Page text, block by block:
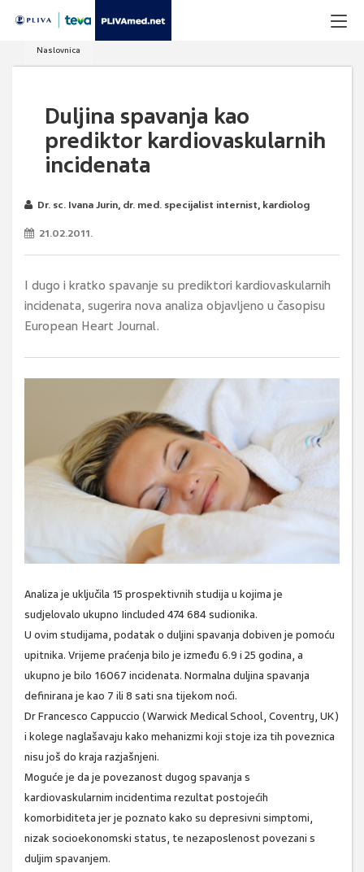
Naslovnica
Duljina spavanja kao
prediktor kardiovaskularnih
incidenata
Dr. sc. Ivana Jurin, dr. med. specijalist internist, kardiolog
21.02.2011.
I dugo i kratko spavanje su prediktori kardiovaskularnih
incidenata, sugerira nova analiza objavljeno u časopisu
European Heart Journal.
Analiza je uključila 15 prospektivnih studija u kojima je
sudjelovalo ukupno Iincluded 474 684 sudionika.
U ovim studijama, podatak o duljini spavanja dobiven je pomoću
upitnika. Vrijeme praćenja bilo je između 6.9 i 25 godina, a
ukupno je bilo 16067 incidenata. Normalna duljina spavanja
definirana je kao 7 ili 8 sati sna tijekom noći.
Dr Francesco Cappuccio (Warwick Medical School, Coventry, UK)
i kolege naglašavaju kako mehanizmi koji stoje iza tih poveznica
nisu još do kraja razjašnjeni.
Moguće je da je povezanost dugog spavanja s
kardiovaskularnim incidentima rezultat postojećih
komorbiditeta jer je poznato kako su depresivni simptomi,
nizak socioekonomski status, te nezaposlenost povezani s
duljim spavanjem.